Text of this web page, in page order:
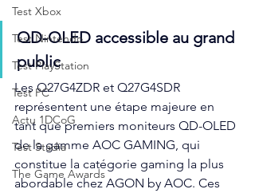
Test Xbox
Test Nintendo
Test PlayStation
Test PC
Actu 1DCoG
Test Stadia
The Game Awards
QD-OLED accessible au grand
public
Les Q27G4ZDR et Q27G4SDR
représentent une étape majeure en
tant que premiers moniteurs QD-OLED
de la gamme AOC GAMING, qui
constitue la catégorie gaming la plus
abordable chez AGON by AOC. Ces